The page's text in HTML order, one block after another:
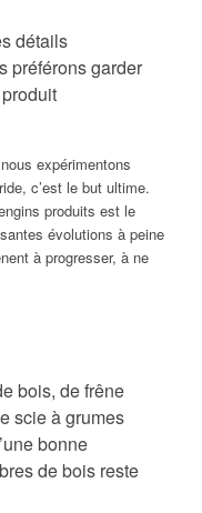
détails
préférons garder
expérimentons
c’est le but ultime.
produits est le
évolutions à peine
à progresser, à ne
bois, de frêne
scie à grumes
bonne
de bois reste